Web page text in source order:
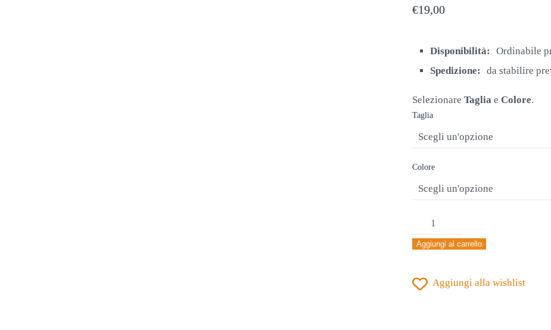
€19,00
Disponibilità:
Ordinabile
Spedizione:
da stabilire
Selezionare Taglia e Colore.
Taglia
Colore
MAGLIA
ALLENAMENTO
IV
Aggiungi al carrello
Aggiungi alla wishlist